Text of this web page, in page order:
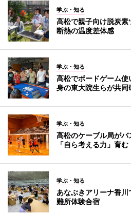
学ぶ・知る
高松で親子向け脱炭
断熱の温度差体感
学ぶ・知る
高松でボードゲーム
身の東大院生らが共同
学ぶ・知る
高松のケーブル局が
「自ら考える力」育む
学ぶ・知る
あなぶきアリーナ香
難所体験合宿